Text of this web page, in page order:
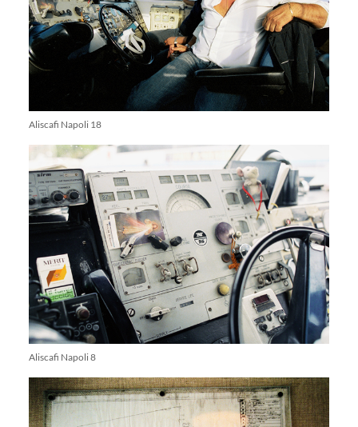
Aliscafi Napoli 18
Aliscafi Napoli 8